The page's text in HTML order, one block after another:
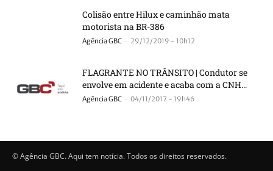
Colisão entre Hilux e caminhão mata
motorista na BR-386
Agência GBC - 29/12/2019 - 10h12
FLAGRANTE NO TRÂNSITO | Condutor se
envolve em acidente e acaba com a CNH...
Agência GBC - 04/11/2017 - 19h46
© Agência GBC. Aqui tem notícia. Todos os direitos reservados.